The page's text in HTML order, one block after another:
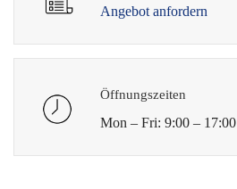
Angebot anfordern
Öffnungszeiten
Mon – Fri: 9:00 – 17:00